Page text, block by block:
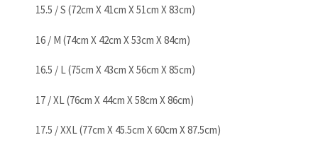
15.5 / S (72cm X 41cm X 51cm X 83cm)
16 / M (74cm X 42cm X 53cm X 84cm)
16.5 / L (75cm X 43cm X 56cm X 85cm)
17 / XL (76cm X 44cm X 58cm X 86cm)
17.5 / XXL (77cm X 45.5cm X 60cm X 87.5cm)